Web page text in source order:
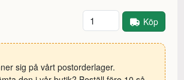
Antal Köp
sig på vårt postorderlager.